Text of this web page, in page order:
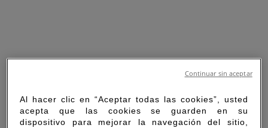
Al hacer clic en “Aceptar todas las cookies”, usted
acepta que las cookies se guarden en su
dispositivo para mejorar la navegación del sitio,
Continuar sin aceptar